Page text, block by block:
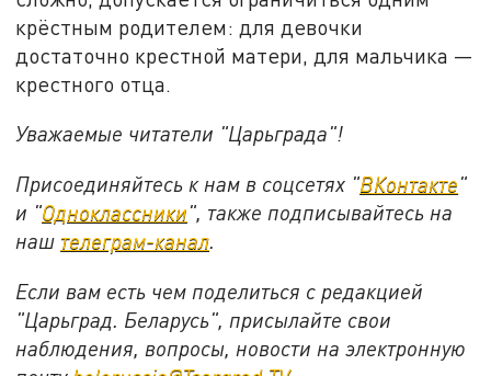
крёстным родителем: для девочки
достаточно крестной матери, для мальчика —
крестного отца.
Уважаемые читатели "Царьграда"!
Присоединяйтесь к нам в соцсетях "ВКонтакте"
и "Одноклассники", также подписывайтесь на
наш телеграм-канал.
Если вам есть чем поделиться с редакцией
"Царьград. Беларусь", присылайте свои
наблюдения, вопросы, новости на электронную